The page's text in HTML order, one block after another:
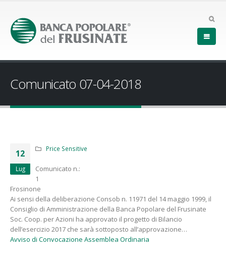
Comunicato 07-04-2018
12
Lug
Price Sensitive
Comunicato n.:
1
Frosinone
Ai sensi della deliberazione Consob n. 11971 del 14 maggio 1999, il
Consiglio di Amministrazione della Banca Popolare del Frusinate
Soc. Coop. per Azioni ha approvato il progetto di Bilancio
dell’esercizio 2017 che sarà sottoposto all’approvazione…
Avviso di Convocazione Assemblea Ordinaria